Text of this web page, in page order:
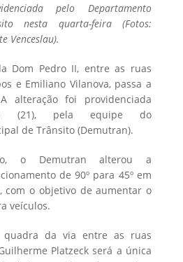
pelo Departamento
nesta quarta-feira (Fotos:
Venceslau).
Dom Pedro II, entre as ruas
e Emiliano Vilanova, passa a
alteração foi providenciada
(21), pela equipe do
de Trânsito (Demutran).
o Demutran alterou a
de 90º para 45º em
com o objetivo de aumentar o
veículos.
quadra da via entre as ruas
Platzeck será a única